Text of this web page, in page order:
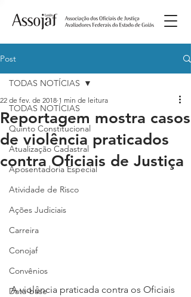
Post
TODAS NOTÍCIAS
Quinto Constitucional
Atualização Cadastral
Aposentadoria Especial
Atividade de Risco
Ações Judiciais
Carreira
Conojaf
Convênios
Data-base
TODAS NOTÍCIAS
Reportagem mostra casos
de violência praticados
contra Oficiais de Justiça
22 de fev. de 2018 1 min de leitura
A violência praticada contra os Oficiais